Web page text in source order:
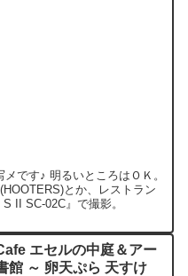
です♪ 明るいところはＯＫ。
とか、レストラン
II SC-02C』で撮影。
エセルの中庭＆アー
館 ～ 卵天ぷら 天すけ